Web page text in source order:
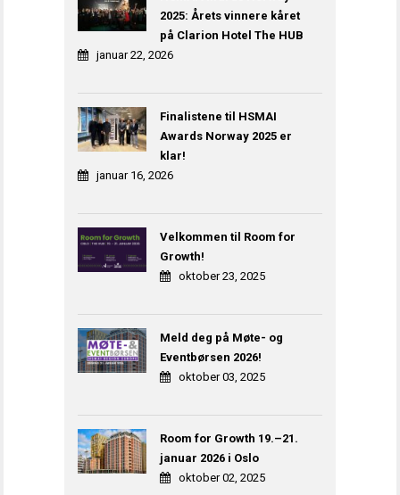
2025: Årets vinnere kåret
på Clarion Hotel The HUB
januar 22, 2026
Finalistene til HSMAI
Awards Norway 2025 er
klar!
januar 16, 2026
Velkommen til Room for
Growth!
oktober 23, 2025
Meld deg på Møte- og
Eventbørsen 2026!
oktober 03, 2025
Room for Growth 19.–21.
januar 2026 i Oslo
oktober 02, 2025